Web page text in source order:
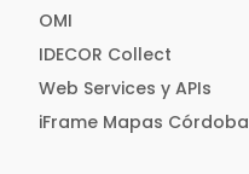
OMI
IDECOR Collect
Web Services y APIs
iFrame Mapas Córdoba